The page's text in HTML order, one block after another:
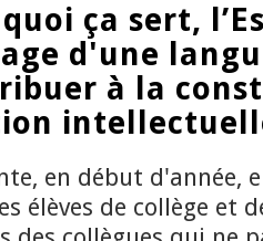
ça sert,
d'une
à la
en début d'année,
élèves de collège et